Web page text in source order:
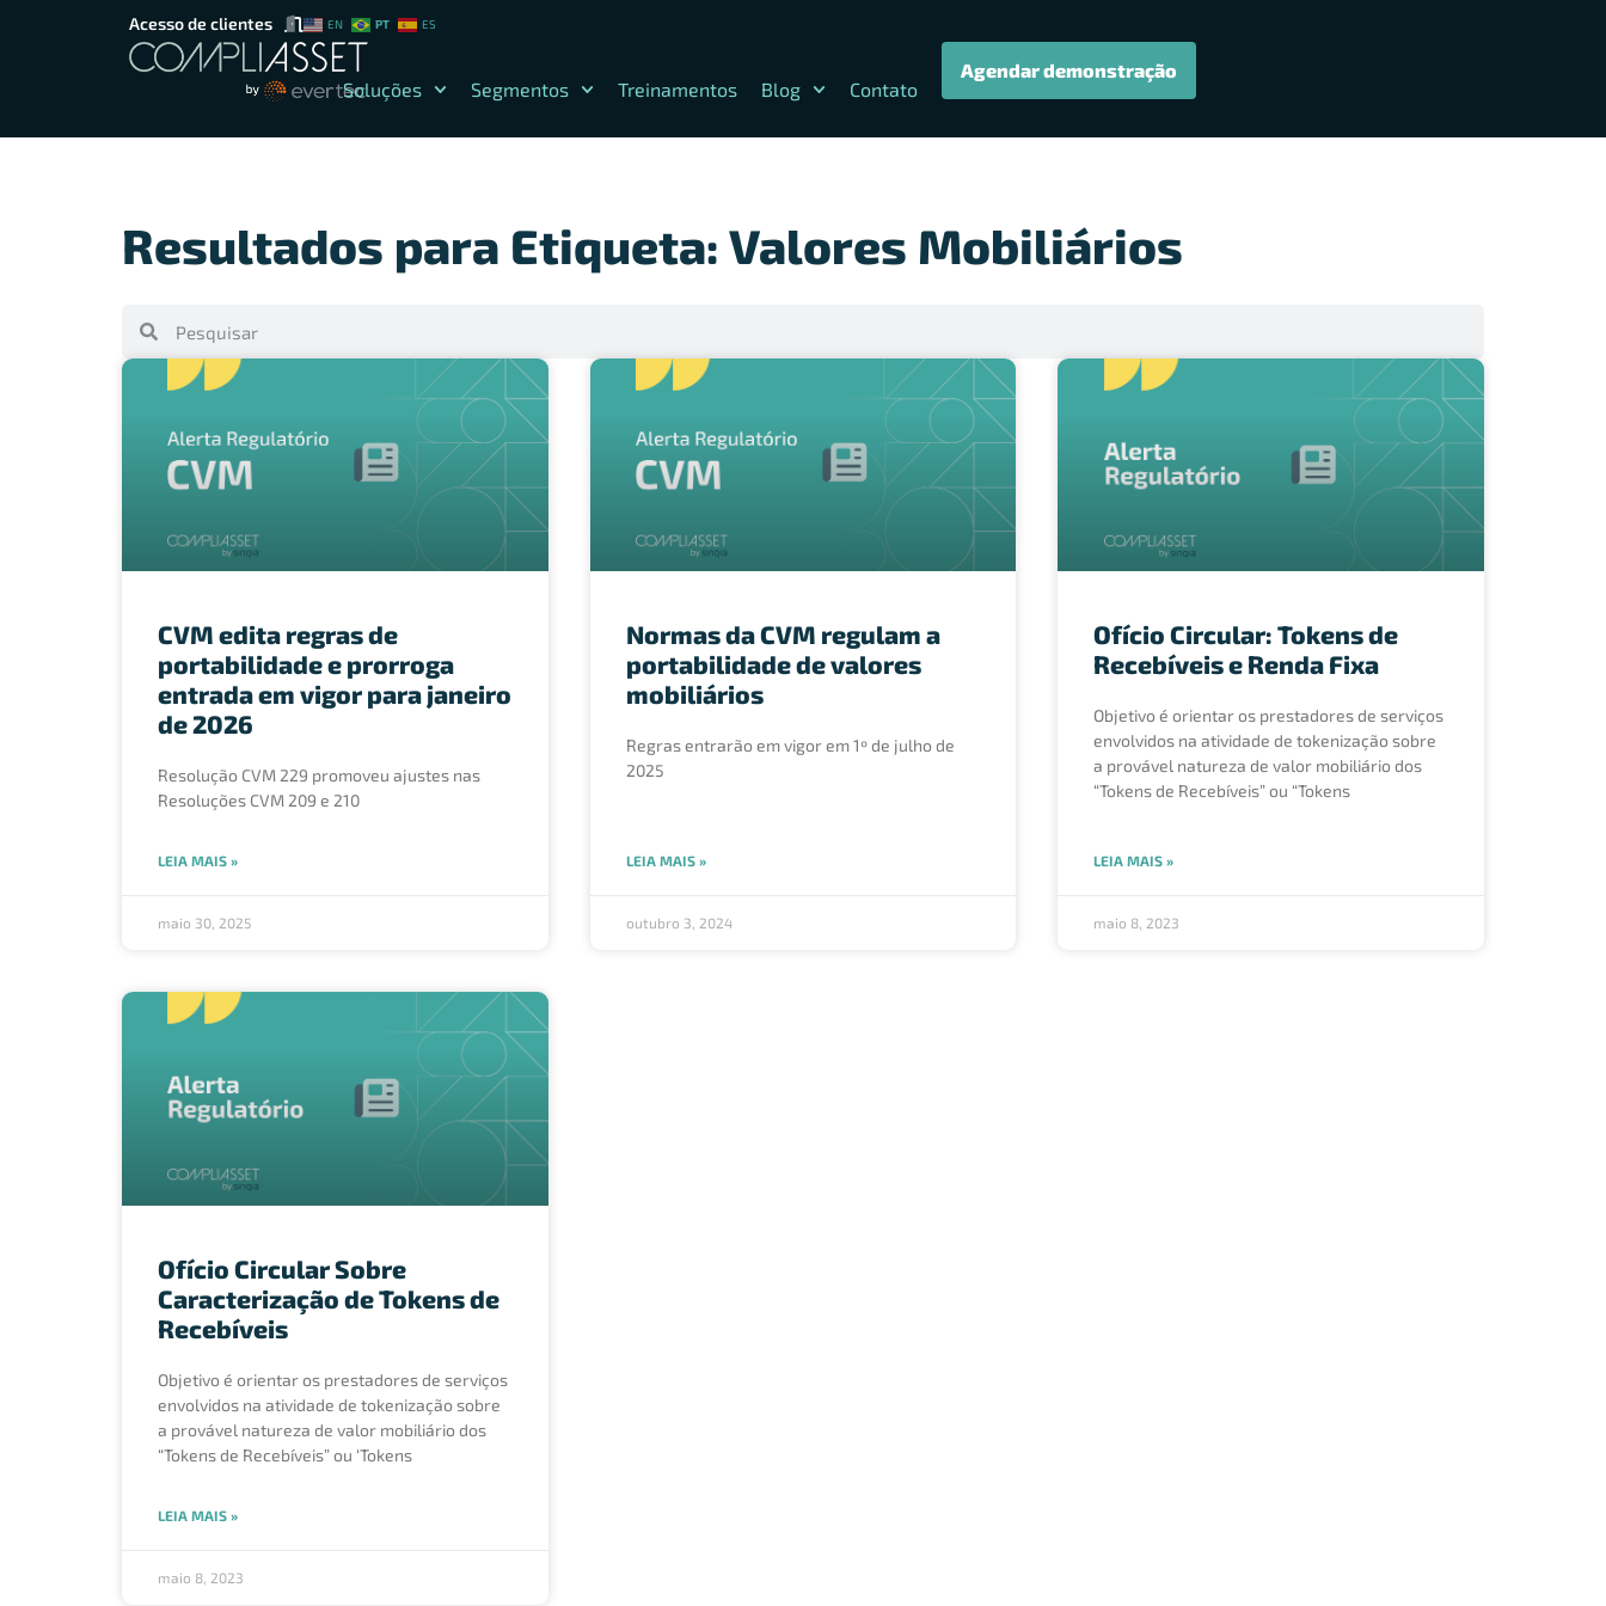
Acesso de clientes EN PT ES
Soluções Segmentos Treinamentos Blog Contato
Agendar demonstração
Resultados para Etiqueta: Valores Mobiliários
CVM edita regras de
portabilidade e prorroga
entrada em vigor para janeiro
de 2026
Resolução CVM 229 promoveu ajustes nas
Resoluções CVM 209 e 210
LEIA MAIS »
maio 30, 2025
Normas da CVM regulam a
portabilidade de valores
mobiliários
Regras entrarão em vigor em 1º de julho de
2025
LEIA MAIS »
outubro 3, 2024
Ofício Circular: Tokens de
Recebíveis e Renda Fixa
Objetivo é orientar os prestadores de serviços
envolvidos na atividade de tokenização sobre
a provável natureza de valor mobiliário dos
“Tokens de Recebíveis” ou “Tokens
LEIA MAIS »
maio 8, 2023
Ofício Circular Sobre
Caracterização de Tokens de
Recebíveis
Objetivo é orientar os prestadores de serviços
envolvidos na atividade de tokenização sobre
a provável natureza de valor mobiliário dos
“Tokens de Recebíveis” ou ‘Tokens
LEIA MAIS »
maio 8, 2023